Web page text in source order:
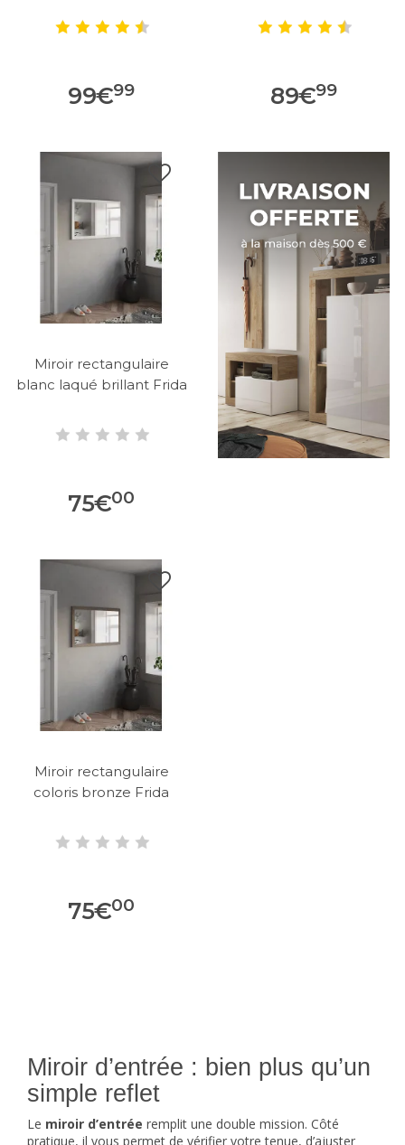
99€99 89€99
Miroir rectangulaire
blanc laqué brillant Frida
75€00
Miroir rectangulaire
coloris bronze Frida
75€00
Miroir d’entrée : bien plus qu’un
simple reflet
Le miroir d’entrée remplit une double mission. Côté
pratique, il vous permet de vérifier votre tenue, d’ajuster